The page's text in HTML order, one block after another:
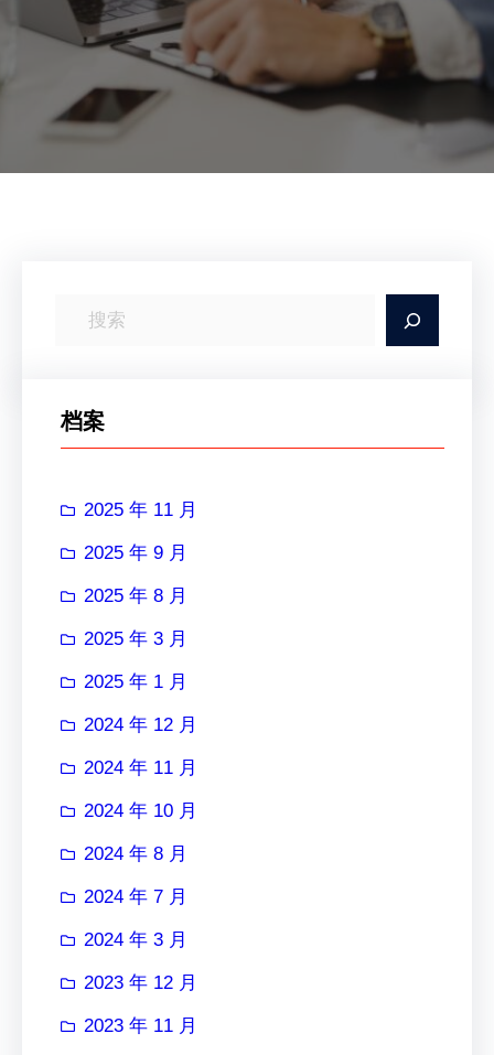
档案
2025 年 11 月
2025 年 9 月
2025 年 8 月
2025 年 3 月
2025 年 1 月
2024 年 12 月
2024 年 11 月
2024 年 10 月
2024 年 8 月
2024 年 7 月
2024 年 3 月
2023 年 12 月
2023 年 11 月